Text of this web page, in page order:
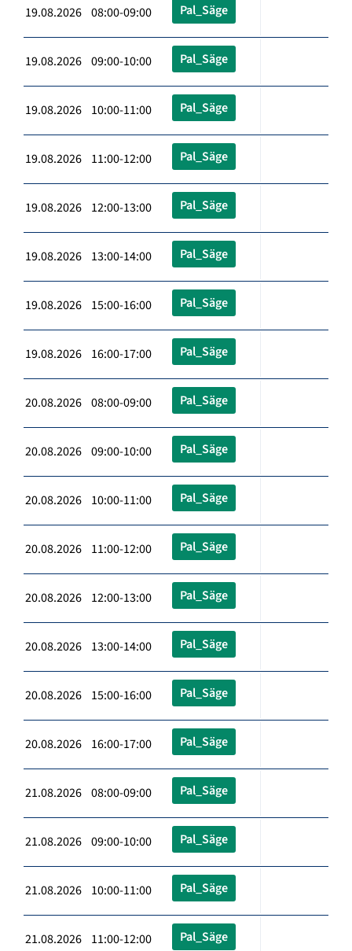
19.08.2026 08:00-09:00 Pal_Säge
19.08.2026 09:00-10:00 Pal_Säge
19.08.2026 10:00-11:00 Pal_Säge
19.08.2026 11:00-12:00 Pal_Säge
19.08.2026 12:00-13:00 Pal_Säge
19.08.2026 13:00-14:00 Pal_Säge
19.08.2026 15:00-16:00 Pal_Säge
19.08.2026 16:00-17:00 Pal_Säge
20.08.2026 08:00-09:00 Pal_Säge
20.08.2026 09:00-10:00 Pal_Säge
20.08.2026 10:00-11:00 Pal_Säge
20.08.2026 11:00-12:00 Pal_Säge
20.08.2026 12:00-13:00 Pal_Säge
20.08.2026 13:00-14:00 Pal_Säge
20.08.2026 15:00-16:00 Pal_Säge
20.08.2026 16:00-17:00 Pal_Säge
21.08.2026 08:00-09:00 Pal_Säge
21.08.2026 09:00-10:00 Pal_Säge
21.08.2026 10:00-11:00 Pal_Säge
21.08.2026 11:00-12:00 Pal_Säge